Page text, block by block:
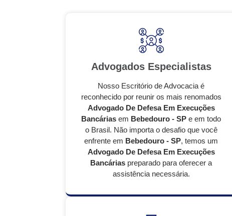
Advogados Especialistas
Nosso Escritório de Advocacia é
reconhecido por reunir os mais renomados
Advogado De Defesa Em Execuções
Bancárias em Bebedouro - SP e em todo
o Brasil. Não importa o desafio que você
enfrente em Bebedouro - SP, temos um
Advogado De Defesa Em Execuções
Bancárias preparado para oferecer a
assistência necessária.